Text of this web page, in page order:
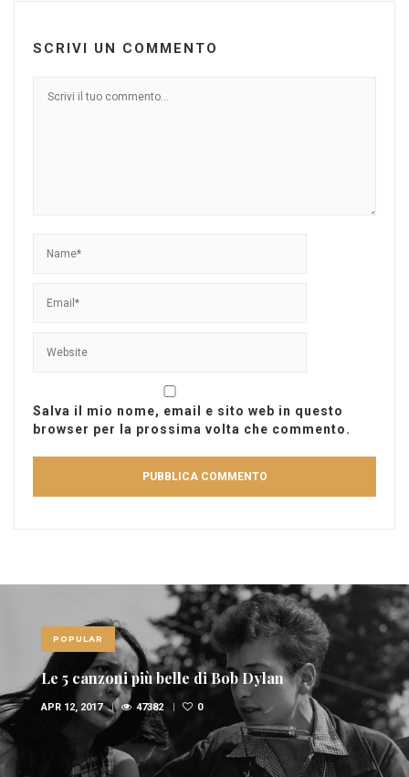
SCRIVI UN COMMENTO
Salva il mio nome, email e sito web in questo
browser per la prossima volta che commento.
POPULAR
Le 5 canzoni più belle di Bob Dylan
APR 12, 2017 47382 0